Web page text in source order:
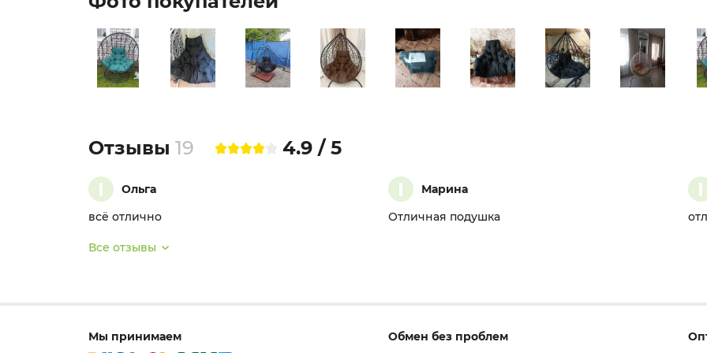
Отзывы 19
4.9 / 5
I
Ольга
всё отлично
I
Марина
Отличная подушка
I
Все отзывы
Мы принимаем
Обмен без проблем